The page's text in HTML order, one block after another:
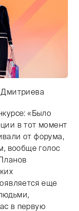
момента
«Было
в тот момент
от форума,
вообще голос
еще
в первую